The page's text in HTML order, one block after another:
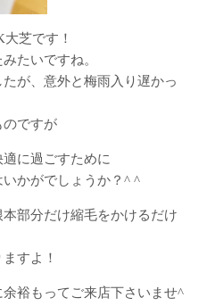
芝です！
たいですね。
が、意外と梅雨入り遅かっ
のですが
に過ごすために
かがでしょうか？^ ^
部分だけ縮毛をかけるだけ
すよ！
裕もってご来店下さいませ^